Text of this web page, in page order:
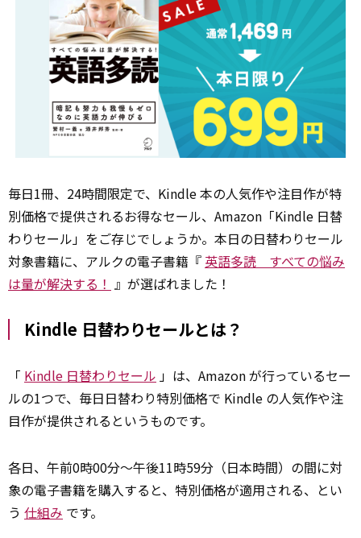
毎日1冊、24時間限定で、Kindle 本の人気作や注目作が特
別価格で提供されるお得なセール、Amazon「Kindle 日替
わりセール」をご存じでしょうか。本日の日替わりセール
対象書籍に、アルクの電子書籍『 英語多読 すべての悩み
は量が解決する！ 』が選ばれました！
Kindle 日替わりセールとは？
「 Kindle 日替わりセール 」は、Amazon が行っているセー
ルの1つで、毎日日替わり特別価格で Kindle の人気作や注
目作が提供されるというものです。
各日、午前0時00分～午後11時59分（日本時間）の間に対
象の電子書籍を購入すると、特別価格が適用される、とい
う 仕組み です。